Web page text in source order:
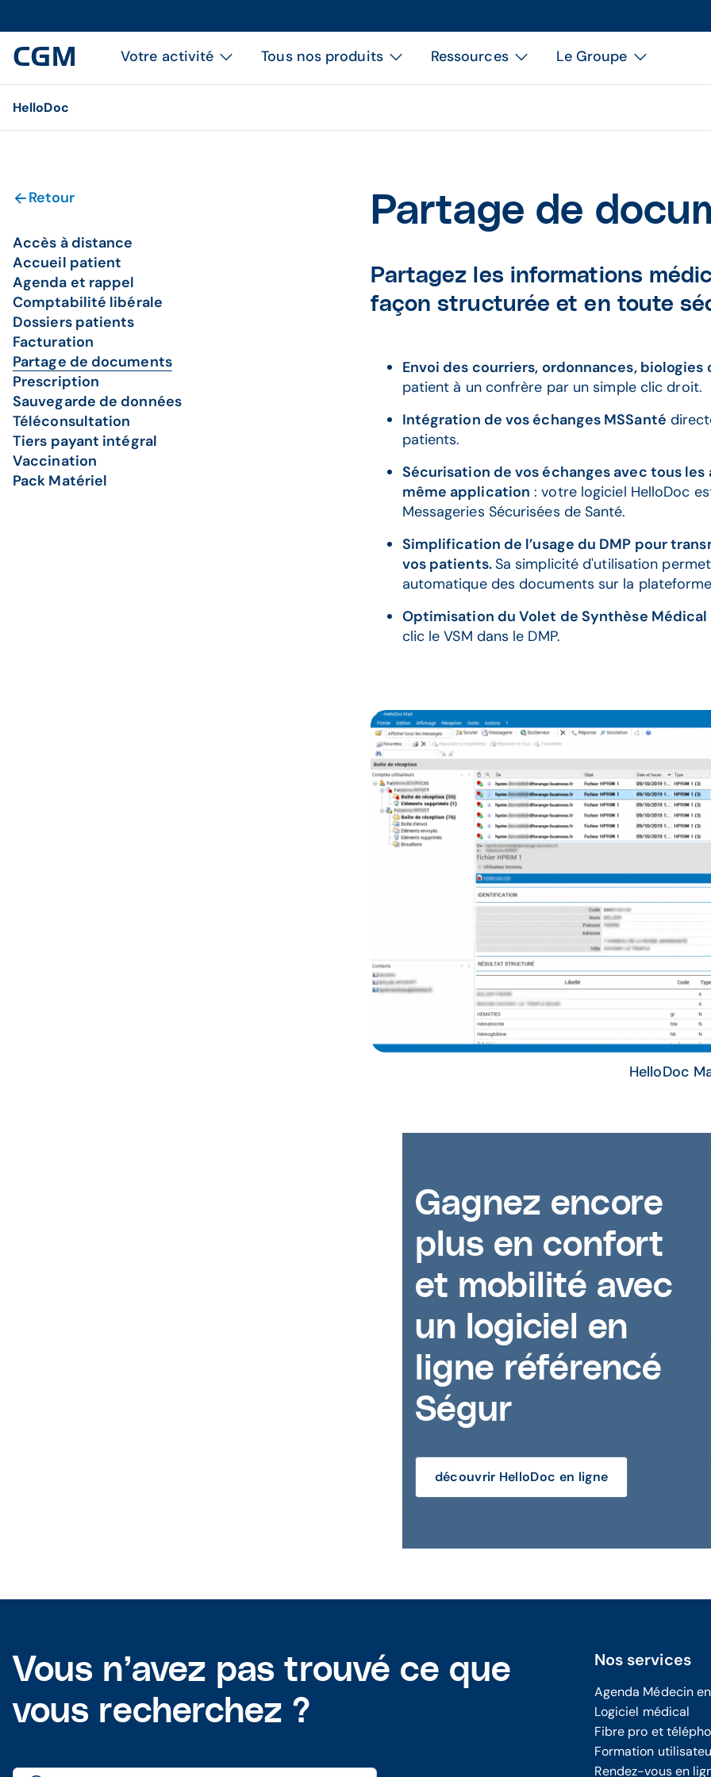
Votre activité Tous nos produits Ressources Le Groupe
HelloDoc
Retour
Accès à distance
Accueil patient
Agenda et rappel
Comptabilité libérale
Dossiers patients
Facturation
Partage de documents
Prescription
Sauvegarde de données
Téléconsultation
Tiers payant intégral
Vaccination
Pack Matériel
Partage de
Partagez les informations
façon structurée et en toute
Envoi des courriers, ordonnances,
patient à un confrère par un simple clic droit.
Intégration de vos échanges MSSanté
patients.
Sécurisation de vos échanges avec tous
même application : votre logiciel HelloDoc
Messageries Sécurisées de Santé.
Simplification de l’usage du DMP pour
vos patients.Sa simplicité d'utilisation
automatique des documents sur la
Optimisation du Volet de Synthèse
clic le VSM dans le DMP.
HelloDoc
Gagnez encore
plus en confort
et mobilité avec
un logiciel en
ligne référencé
Ségur
découvrir HelloDoc en ligne
Vous n’avez pas trouvé ce que
vous recherchez ?
Nos services
Agenda Médecin
Logiciel médical
Fibre pro et
Formation
Rendez-vous en